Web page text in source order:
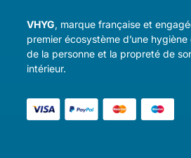
VHYG, marque française et
premier écosystème d’une hygiène
de la personne et la propreté de
intérieur.